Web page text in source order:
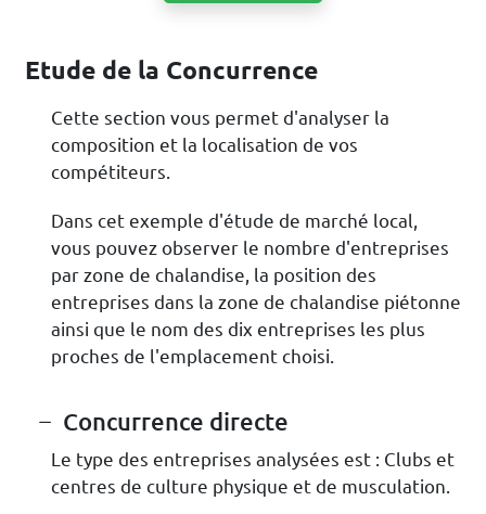
Etude de la Concurrence
Cette section vous permet d'analyser la
composition et la localisation de vos
compétiteurs.
Dans cet exemple d'étude de marché local,
vous pouvez observer le nombre d'entreprises
par zone de chalandise, la position des
entreprises dans la zone de chalandise piétonne
ainsi que le nom des dix entreprises les plus
proches de l'emplacement choisi.
Concurrence directe
Le type des entreprises analysées est : Clubs et
centres de culture physique et de musculation.